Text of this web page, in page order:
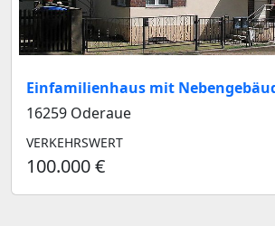
Einfamilienhaus mit
16259 Oderaue
VERKEHRSWERT
100.000 €